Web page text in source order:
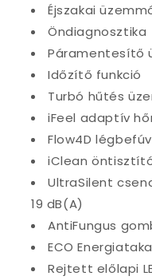
Éjszakai
Öndiagnosztika
Páramentesítő
Időzítő funkció
Turbó hűtés
iFeel adaptív
Flow4D
iClean
UltraSilent
19 dB(A)
AntiFungus
ECO
Rejtett előlapi